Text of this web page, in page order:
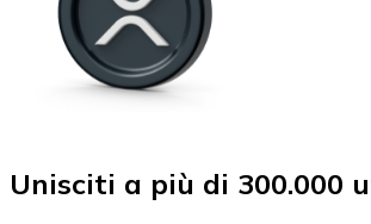
Unisciti a più di 300.000